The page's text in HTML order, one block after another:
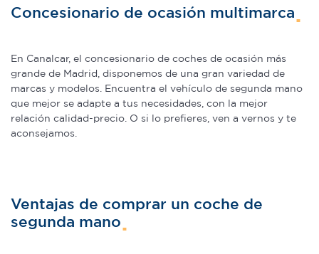
Concesionario de ocasión multimarca
En Canalcar, el concesionario de coches de ocasión más
grande de Madrid, disponemos de una gran variedad de
marcas y modelos. Encuentra el vehículo de segunda mano
que mejor se adapte a tus necesidades, con la mejor
relación calidad-precio. O si lo prefieres, ven a vernos y te
aconsejamos.
Ventajas de comprar un coche de
segunda mano